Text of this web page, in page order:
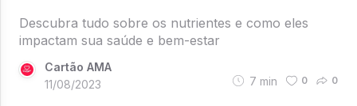
Descubra tudo sobre os nutrientes e como eles
impactam sua saúde e bem-estar
Cartão AMA
11/08/2023
7 min 0 0